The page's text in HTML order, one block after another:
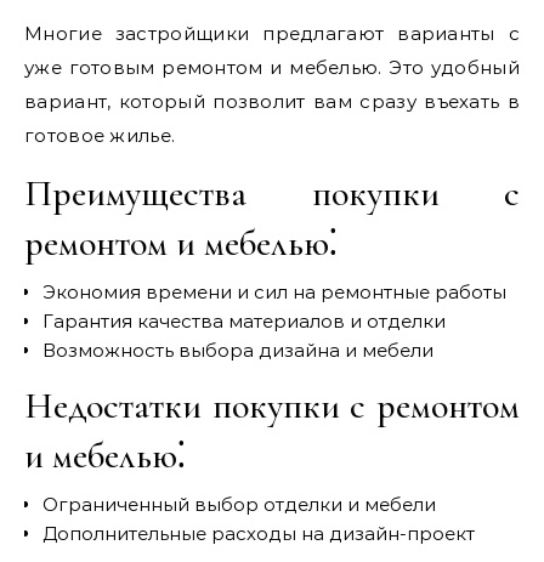
Многие застройщики предлагают варианты с
уже готовым ремонтом и мебелью. Это удобный
вариант, который позволит вам сразу въехать в
готовое жилье.
Преимущества покупки с
ремонтом и мебелью⁚
Экономия времени и сил на ремонтные работы
Гарантия качества материалов и отделки
Возможность выбора дизайна и мебели
Недостатки покупки с ремонтом
и мебелью⁚
Ограниченный выбор отделки и мебели
Дополнительные расходы на дизайн-проект